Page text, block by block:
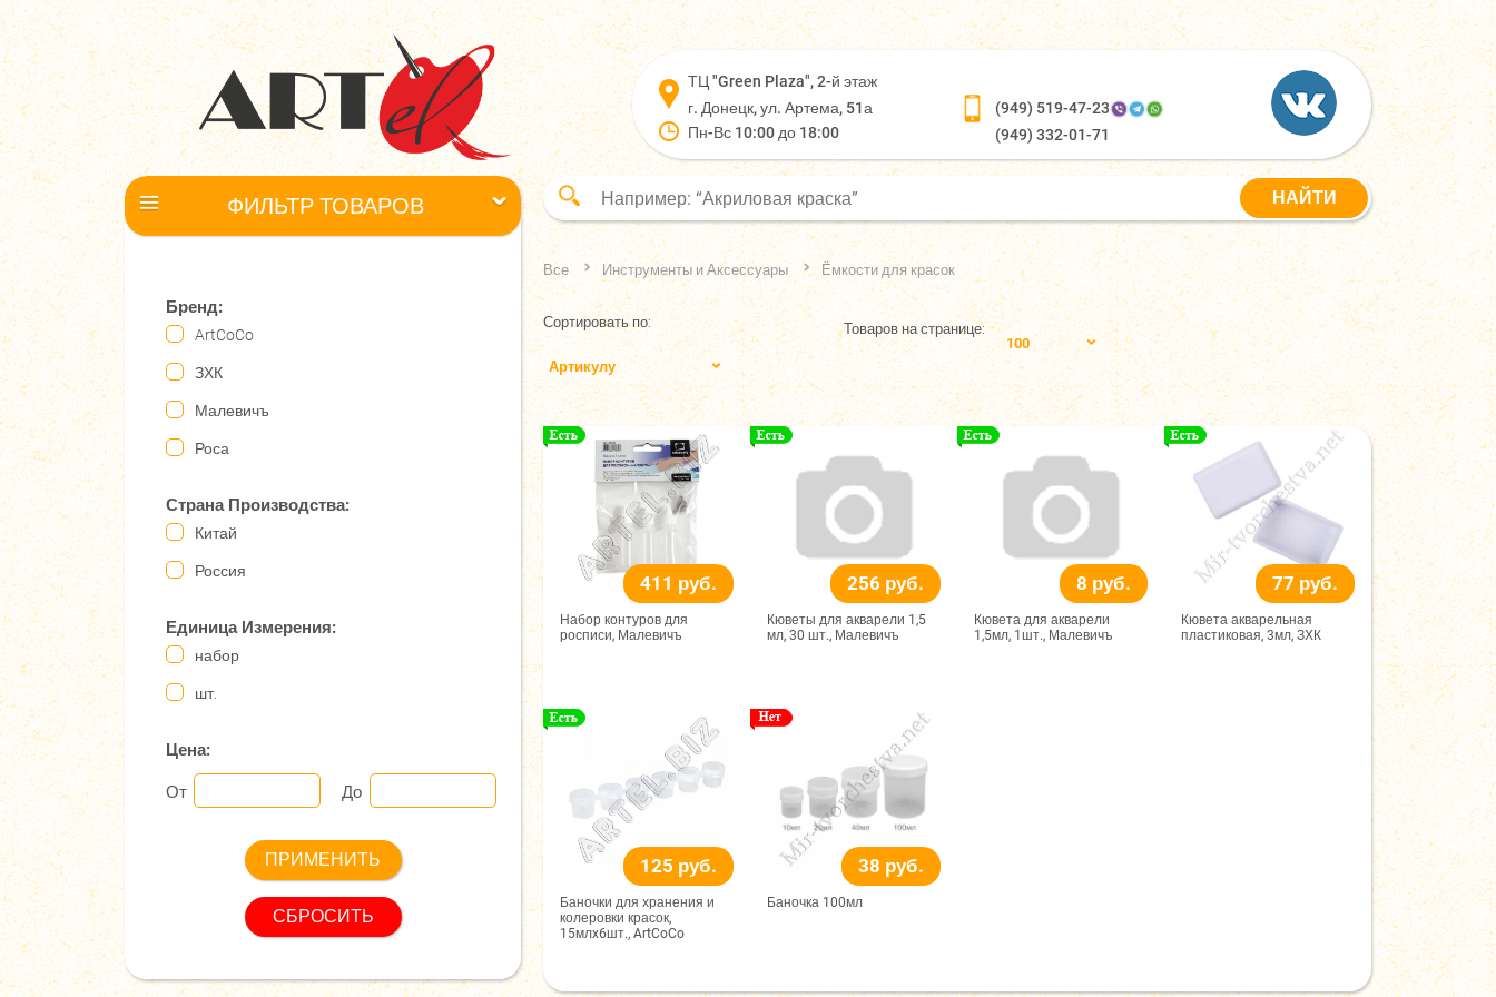
ТЦ "Green Plaza", 2-й этаж
г. Донецк, ул. Артема, 51а
Пн-Вс 10:00 до 18:00
(949) 519-47-23
(949) 332-01-71
ФИЛЬТР ТОВАРОВ
Бренд:
ArtCoCo
ЗХК
Малевичъ
Роса
Страна Производства:
Китай
Россия
Единица Измерения:
набор
шт.
Цена:
От До
СБРОСИТЬ
Все Инструменты и Аксессуары Ёмкости для красок
Сортировать по:
Артикулу
Товаров на странице:
100
411 руб.
Набор контуров для
росписи, Малевичъ
256 руб.
Кюветы для акварели 1,5
мл, 30 шт., Малевичъ
8 руб.
Кювета для акварели
1,5мл, 1шт., Малевичъ
77 руб.
Кювета акварельная
пластиковая, 3мл, ЗХК
125 руб.
Баночки для хранения и
колеровки красок,
15млx6шт., ArtCoCo
38 руб.
Баночка 100мл